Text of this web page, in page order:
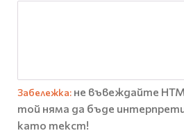
Забележка: не въвеждайте
той няма да бъде
като текст!